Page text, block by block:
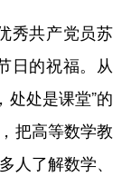
共产党员苏
日的祝福。从
处处是课堂”的
把高等数学教
人了解数学、